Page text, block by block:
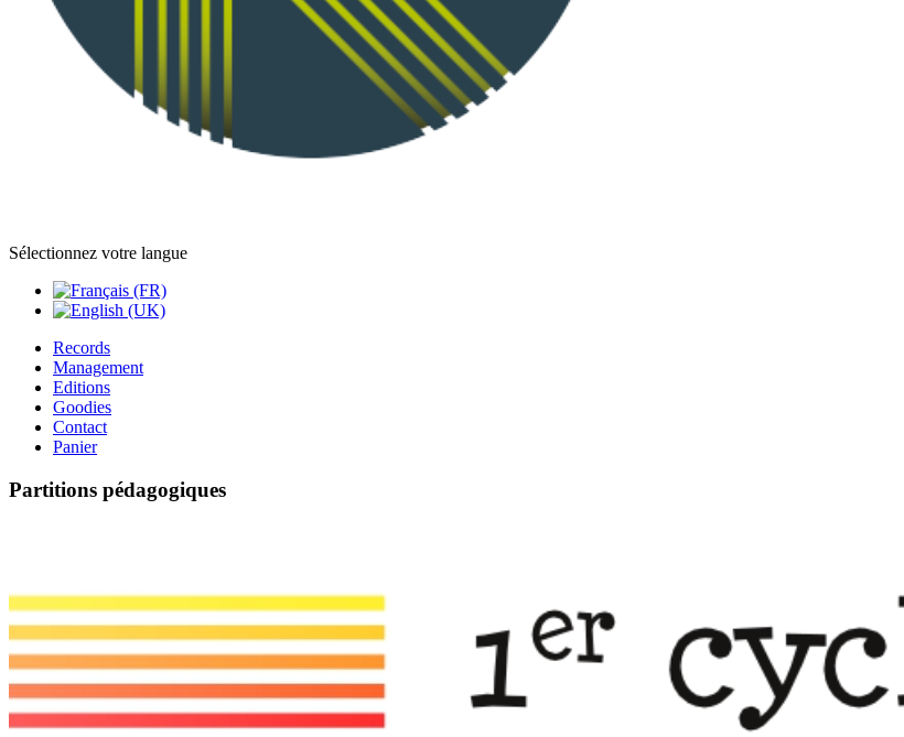
Sélectionnez votre langue
Records
Management
Editions
Goodies
Contact
Panier
Partitions pédagogiques